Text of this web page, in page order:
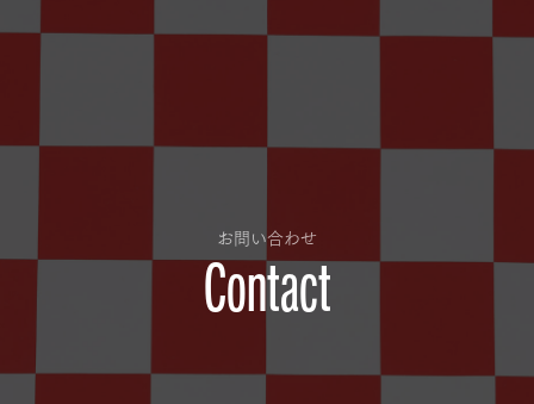
お問い合わせ
Contact